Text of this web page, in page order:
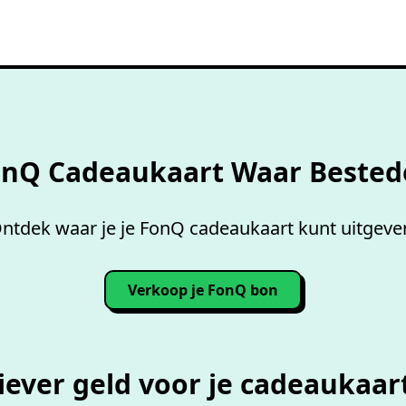
Cadeaukaart Waar
waar je je FonQ cadeaukaart kunt
Verkoop je FonQ bon
geld voor je